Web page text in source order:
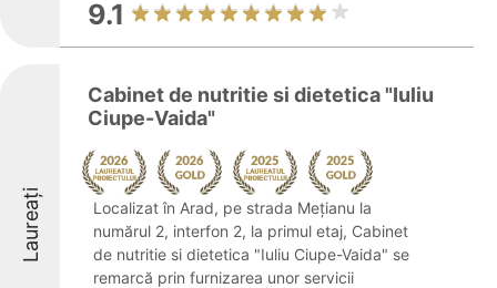
9.1
Laureați
Cabinet de nutritie si dietetica "Iuliu
Ciupe-Vaida"
Localizat în Arad, pe strada Mețianu la
numărul 2, interfon 2, la primul etaj, Cabinet
de nutritie si dietetica "Iuliu Ciupe-Vaida" se
remarcă prin furnizarea unor servicii